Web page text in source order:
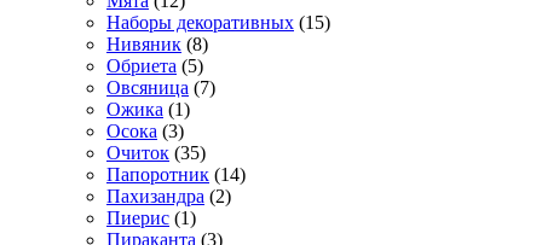
Наборы декоративных (15)
Нивяник (8)
Обриета (5)
Овсяница (7)
Ожика (1)
Осока (3)
Очиток (35)
Папоротник (14)
Пахизандра (2)
Пиерис (1)
Пираканта (3)